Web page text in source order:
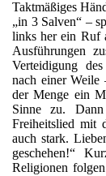
Taktmäßiges
„in 3 Salven“ –
links her ein Ruf
Ausführungen
Verteidigung
nach einer Weile
der Menge ein
Sinne zu.
Freiheitslied mit
auch stark.
geschehen!“
Religionen